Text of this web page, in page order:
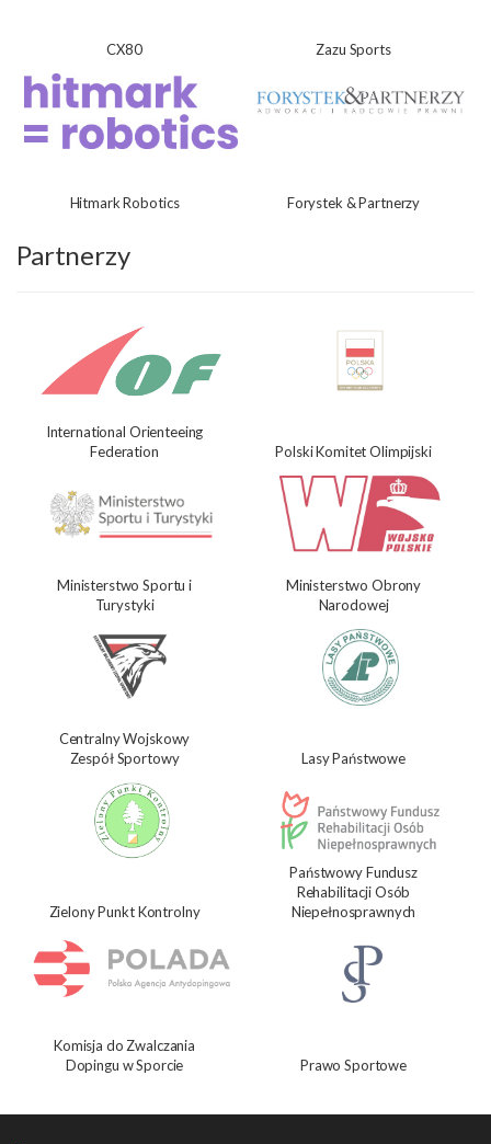
CX80 Zazu Sports
Hitmark Robotics Forystek & Partnerzy
Partnerzy
International Orienteeing
Federation
Polski Komitet Olimpijski
Ministerstwo Sportu i
Turystyki
Ministerstwo Obrony
Narodowej
Centralny Wojskowy
Zespół Sportowy
Lasy Państwowe
Zielony Punkt Kontrolny
Państwowy Fundusz
Rehabilitacji Osób
Niepełnosprawnych
Komisja do Zwalczania
Dopingu w Sporcie
Prawo Sportowe